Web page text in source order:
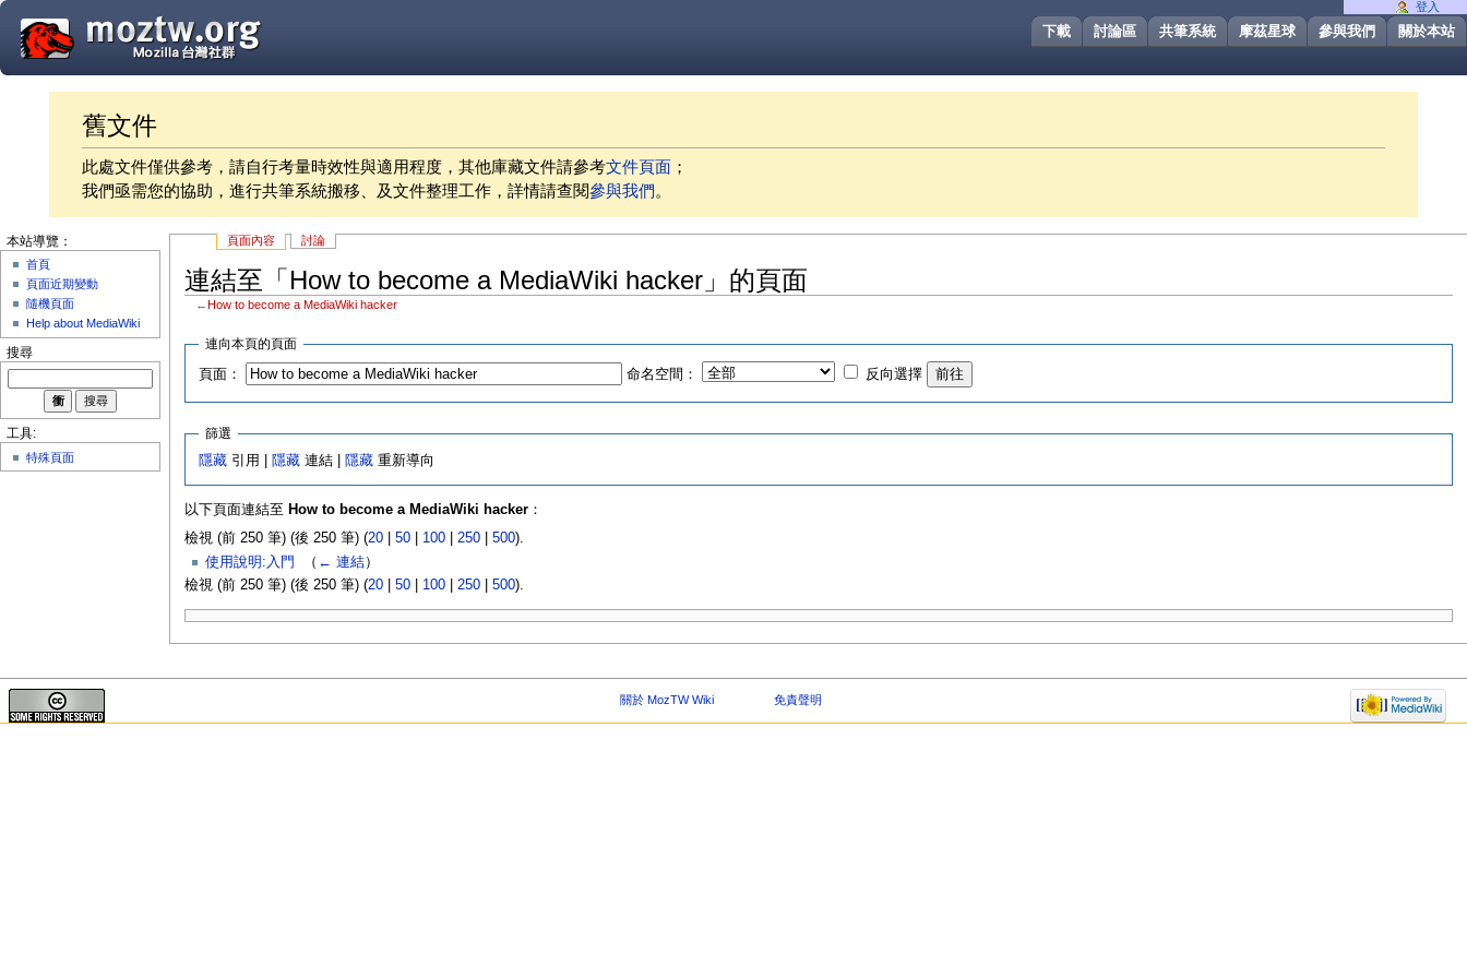
關於本站
參與我們
摩茲星球
共筆系統
討論區
下載
舊文件
此處文件僅供參考，請自行考量時效性與適用程度，其他庫藏文件請參考文件頁面 ；
我們亟需您的協助，進行共筆系統搬移、及文件整理工作，詳情請查閱參與我們。
頁面內容 討論
連結至「How to become a MediaWiki hacker」的頁面
← How to become a MediaWiki hacker
連向本頁的頁面
頁面： 命名空間： 反向選擇
篩選
隱藏 引用 | 隱藏 連結 | 隱藏 重新導向
以下頁面連結至 How to become a MediaWiki hacker：
檢視 (前 250 筆) (後 250 筆) (20| 50| 100| 250| 500).
使用說明:入門
（ ← 連結）
檢視 (前 250 筆) (後 250 筆) (20| 50| 100| 250| 500).
登入
本站導覽：
首頁
頁面近期變動
隨機頁面
Help about MediaWiki
搜尋
工具:
特殊頁面
關於 MozTW Wiki 免責聲明